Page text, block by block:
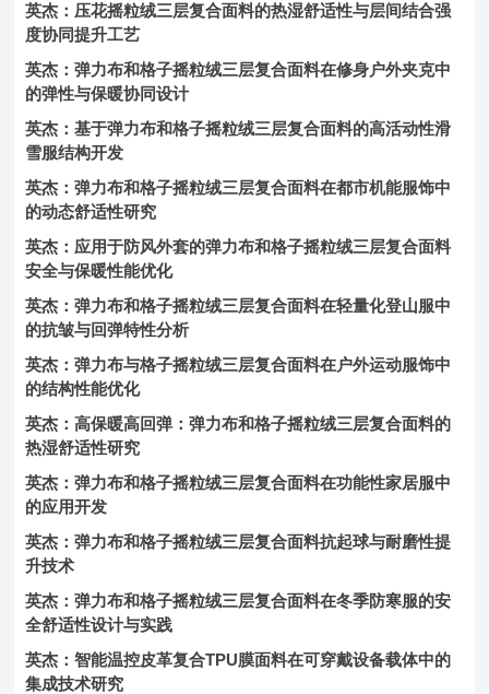
英杰：压花摇粒绒三层复合面料的热湿舒适性与层间结合强
度协同提升工艺
英杰：弹力布和格子摇粒绒三层复合面料在修身户外夹克中
的弹性与保暖协同设计
英杰：基于弹力布和格子摇粒绒三层复合面料的高活动性滑
雪服结构开发
英杰：弹力布和格子摇粒绒三层复合面料在都市机能服饰中
的动态舒适性研究
英杰：应用于防风外套的弹力布和格子摇粒绒三层复合面料
安全与保暖性能优化
英杰：弹力布和格子摇粒绒三层复合面料在轻量化登山服中
的抗皱与回弹特性分析
英杰：弹力布与格子摇粒绒三层复合面料在户外运动服饰中
的结构性能优化
英杰：高保暖高回弹：弹力布和格子摇粒绒三层复合面料的
热湿舒适性研究
英杰：弹力布和格子摇粒绒三层复合面料在功能性家居服中
的应用开发
英杰：弹力布和格子摇粒绒三层复合面料抗起球与耐磨性提
升技术
英杰：弹力布和格子摇粒绒三层复合面料在冬季防寒服的安
全舒适性设计与实践
英杰：智能温控皮革复合TPU膜面料在可穿戴设备载体中的
集成技术研究